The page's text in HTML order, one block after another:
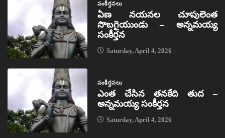
సంకీర్తనలు
ఏణ నయనల చూపులెంత
సొబగైయుండు – అన్నమయ్య
సంకీర్తన
Saturday, April 4, 2026
సంకీర్తనలు
ఎంత చేసిన తనకేది తుద –
అన్నమయ్య సంకీర్తన
Saturday, April 4, 2026